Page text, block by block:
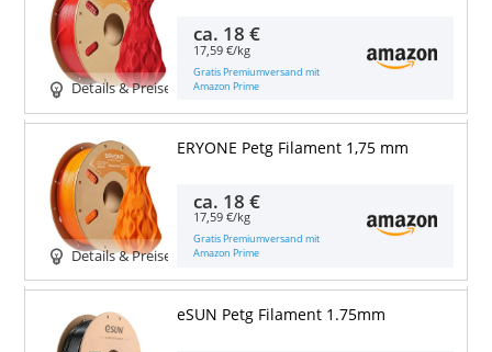
Details & Preise
ca. 18 €
17,59 €/kg
Gratis Premiumversand mit
Amazon Prime
Details & Preise
ERYONE Petg Filament 1,75 mm
ca. 18 €
17,59 €/kg
Gratis Premiumversand mit
Amazon Prime
eSUN Petg Filament 1.75mm